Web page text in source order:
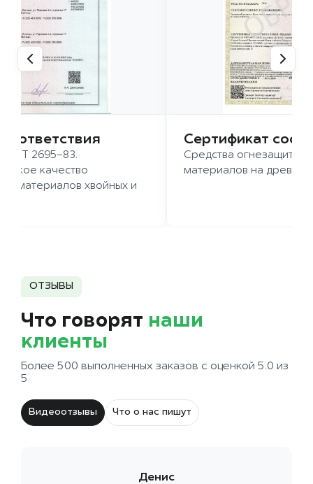
2695-83.
качество
хвойных и
Сертификат
Средства огнезащиты
материалов на
ОТЗЫВЫ
Что говорят наши
клиенты
Более 500 выполненных заказов с оценкой 5.0 из
5
Видеоотзывы Что о нас пишут
Денис